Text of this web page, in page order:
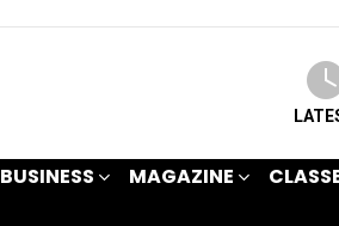
BUSINESS MAGAZINE